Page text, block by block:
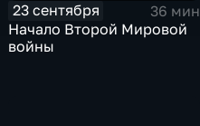
23 сентября
36 мин
Начало Второй Мировой
войны